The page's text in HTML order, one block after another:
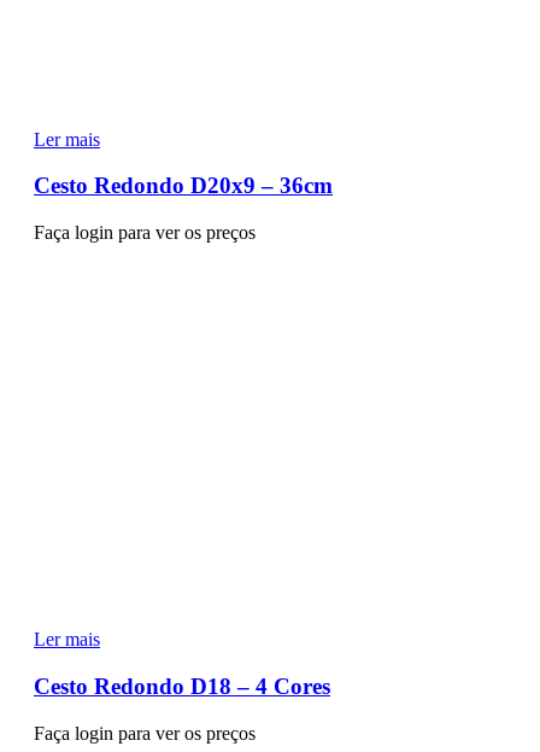
Ler mais
Cesto Redondo D20x9 – 36cm
Faça login para ver os preços
Ler mais
Cesto Redondo D18 – 4 Cores
Faça login para ver os preços